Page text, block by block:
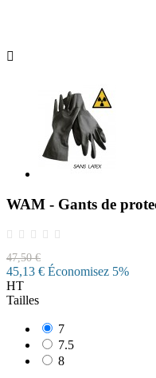

WAM - Gants de
47,50 €
45,13 € Économisez 5%
HT
Tailles
7
7.5
8